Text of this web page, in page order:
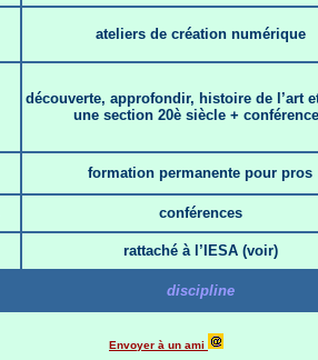
ateliers de création numérique
découverte, approfondir, histoire de l’art
une section 20è siècle +
formation permanente pour pros
conférences
rattaché à l’IESA (voir)
discipline
Envoyer à un ami